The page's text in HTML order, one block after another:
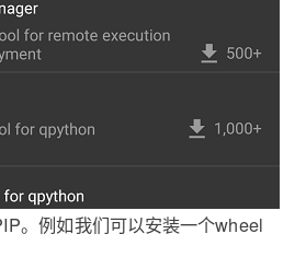
。例如我们可以安装一个wheel